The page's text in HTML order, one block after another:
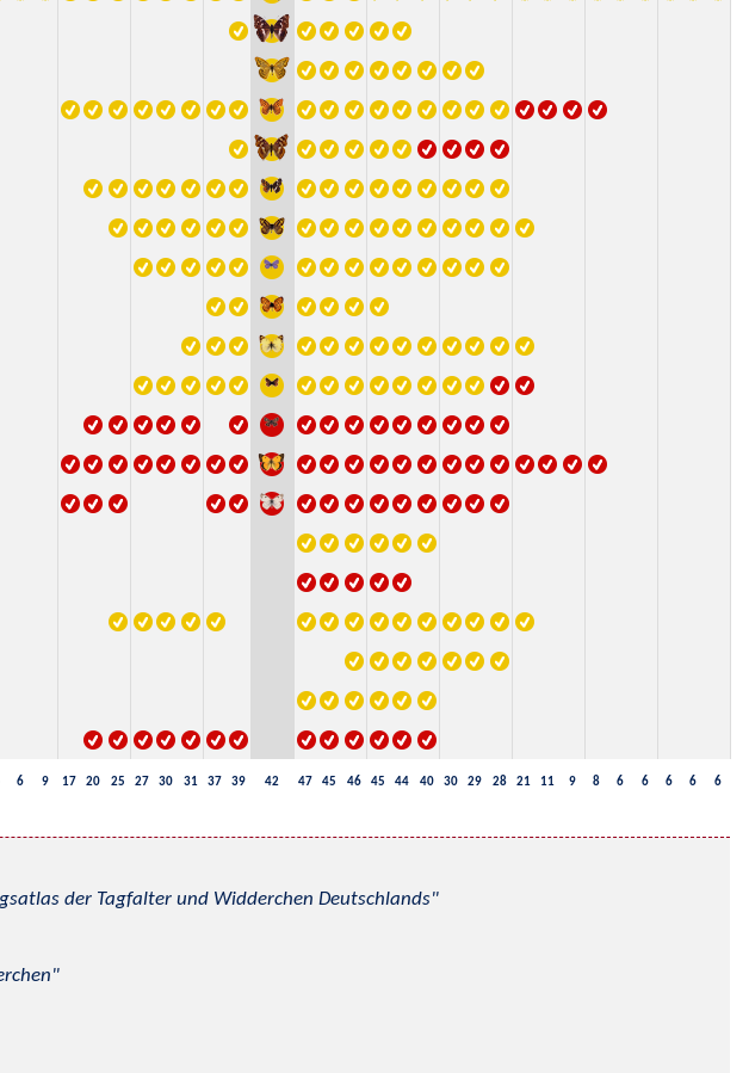
6 9 17 20 25 27 30 31 37 39 42 47 45 46 45 44 40 30 29 28 21 11 9 8 6 6 6 6 6
der Tagfalter und Widderchen Deutschlands